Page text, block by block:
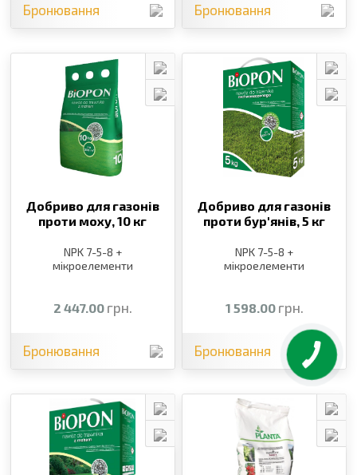
Бронювання Бронювання
Добриво для газонів
проти моху,10 кг
NPK 7-5-8 +
мікроелементи
2 447.00 грн.
Бронювання
Добриво для газонів
проти бур′янів, 5 кг
NPK 7-5-8 +
мікроелементи
1 598.00 грн.
Бронювання